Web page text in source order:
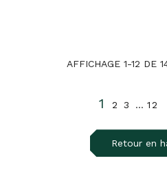
AFFICHAGE 1-12 DE
1 2 3 … 12
Retour en